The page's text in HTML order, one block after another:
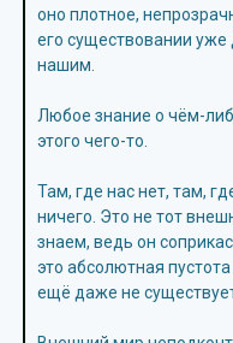
оно плотное,
его существовании
нашим.
Любое знание о чём-
этого чего-то.
Там, где нас нет, там,
ничего. Это не тот
знаем, ведь он
это абсолютная
ещё даже не